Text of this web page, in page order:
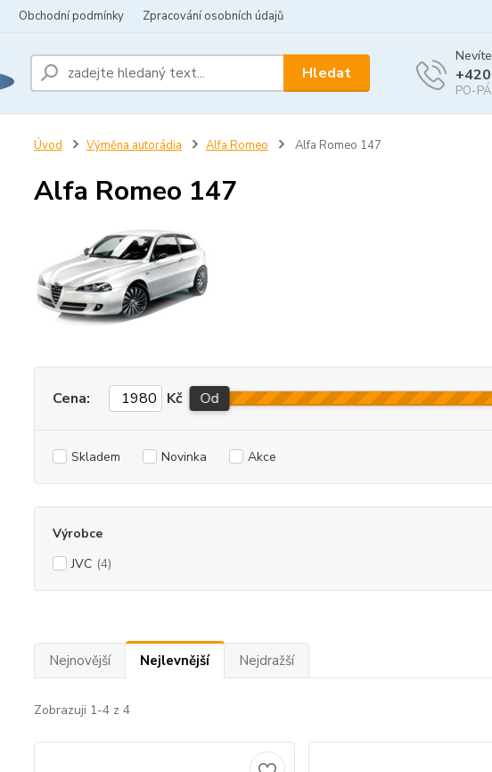
Obchodní podmínky Zpracování osobních údajů
Hledat
PO-
Úvod Výměna autorádia Alfa Romeo Alfa Romeo 147
Alfa Romeo 147
Cena: Kč Od
Skladem Novinka Akce
Výrobce
JVC (4)
Nejnovější Nejlevnější Nejdražší
Zobrazuji 1-4 z 4